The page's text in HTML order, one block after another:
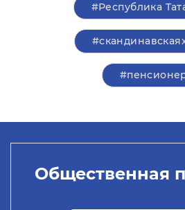
#Республика
Общественная